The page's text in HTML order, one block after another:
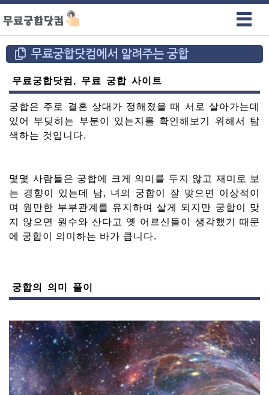
무료궁합닷컴에서 알려주는 궁합
무료궁합닷컴, 무료 궁합 사이트
궁합은 주로 결혼 상대가 정해졌을 때 서로 살아가는데
있어 부딪히는 부분이 있는지를 확인해보기 위해서 탐
색하는 것입니다.
몇몇 사람들은 궁합에 크게 의미를 두지 않고 재미로 보
는 경향이 있는데 남, 녀의 궁합이 잘 맞으면 이상적이
며 원만한 부부관계를 유지하며 살게 되지만 궁합이 맞
지 않으면 원수와 산다고 옛 어르신들이 생각했기 때문
에 궁합이 의미하는 바가 큽니다.
궁합의 의미 풀이